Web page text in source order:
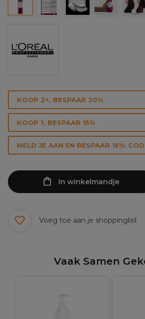
KOOP 2+, BESPAAR 20%
KOOP 1, BESPAAR 15%
MELD JE AAN EN BESPAAR 15%:
In winkelmandje
Voeg toe aan je shoppinglist
Vaak Samen